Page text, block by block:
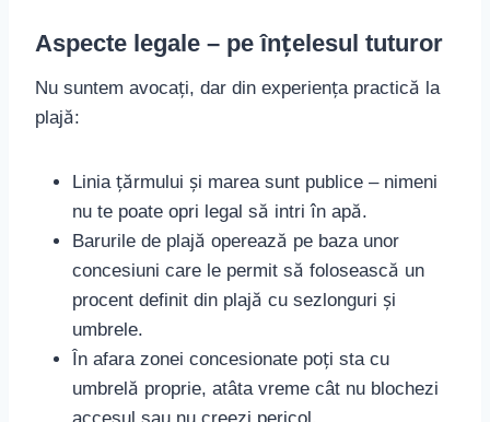
Aspecte legale – pe înțelesul tuturor
Nu suntem avocați, dar din experiența practică la
plajă:
Linia țărmului și marea sunt publice – nimeni
nu te poate opri legal să intri în apă.
Barurile de plajă operează pe baza unor
concesiuni care le permit să folosească un
procent definit din plajă cu sezlonguri și
umbrele.
În afara zonei concesionate poți sta cu
umbrelă proprie, atâta vreme cât nu blochezi